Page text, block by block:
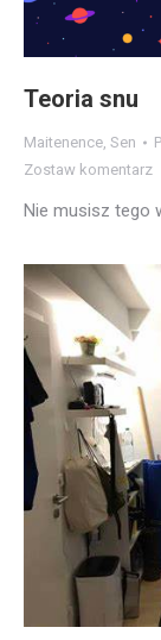
Teoria snu
Maitenence, Sen
Zostaw komentarz
Nie musisz tego